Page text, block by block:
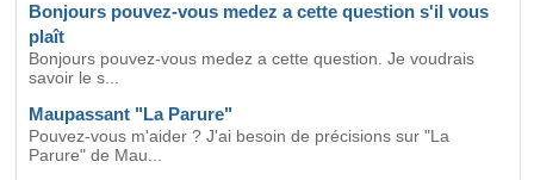
Bonjours pouvez-vous medez a cette question s'il vous
plaît
Bonjours pouvez-vous medez a cette question. Je voudrais
savoir le s...
Maupassant "La Parure"
Pouvez-vous m'aider ? J'ai besoin de précisions sur "La
Parure" de Mau...